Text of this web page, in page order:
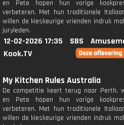
en Pete hopen hun vorige
verbeteren. Met hun traditionele
willen de kieskeurige vrienden indruk
juryleden.
12-02-2026 17:35 SBS
Kook.TV
My Kitchen Rules Australia
De competitie keert terug naar Perth,
en Pete hopen hun vorige
verbeteren. Met hun traditionele
willen de kieskeurige vrienden indruk